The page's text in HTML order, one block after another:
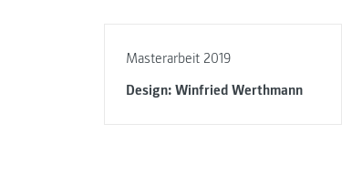
Masterarbeit 2019
Design: Winfried Werthmann